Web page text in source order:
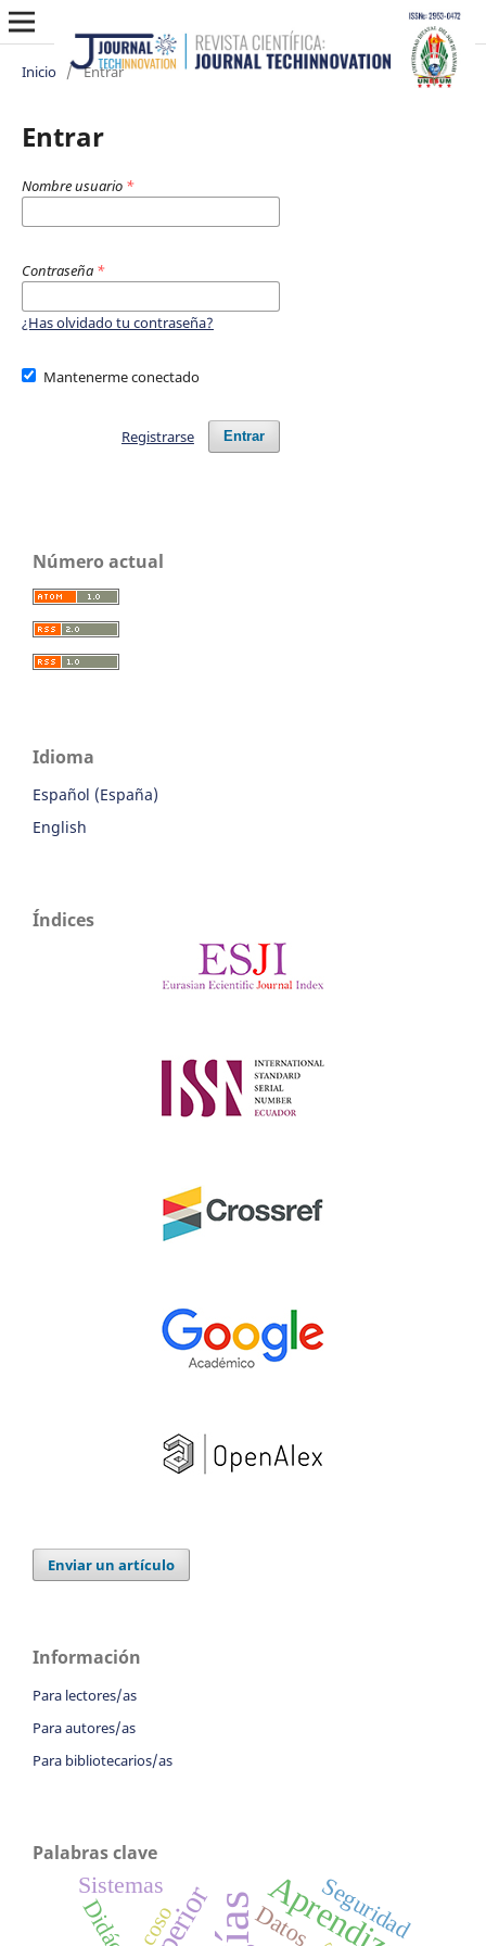
Inicio / Entrar
Entrar
Nombre usuario *
Contraseña *
¿Has olvidado tu contraseña?
Mantenerme conectado
Entrar
Registrarse
Número actual
Idioma
Español (España)
English
Índices
Enviar un artículo
Información
Para lectores/as
Para autores/as
Para bibliotecarios/as
Palabras clave
Sistemas Seguridad
Datos
Acoso